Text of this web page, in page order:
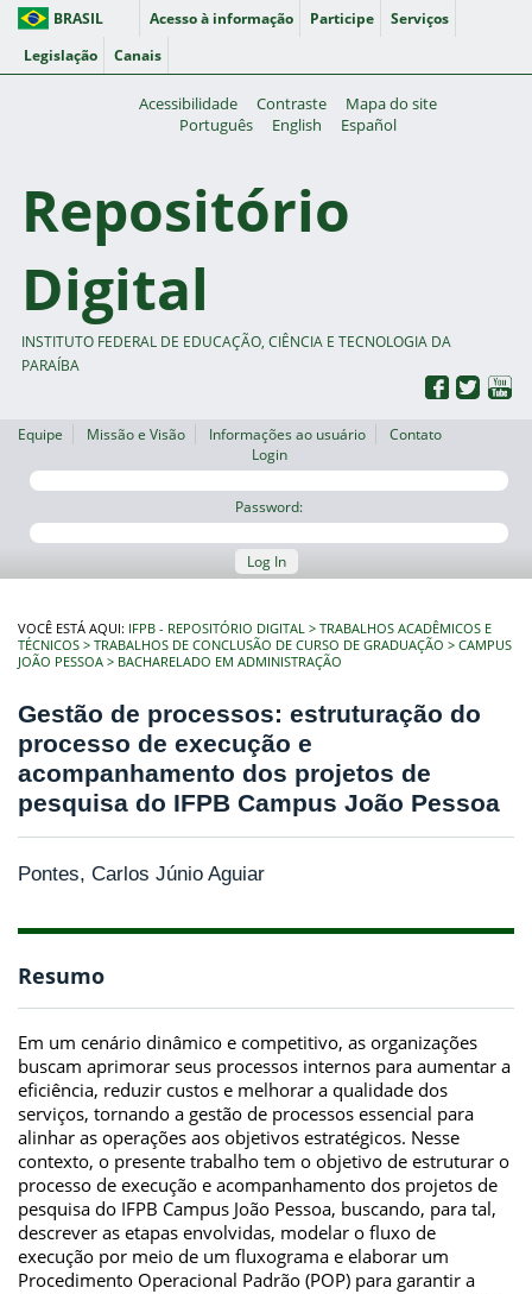
BRASIL Acesso à informação Participe
Serviços
Legislação
Canais
Acessibilidade Contraste
Mapa do site
Português
English Español
Repositório
Digital
INSTITUTO FEDERAL DE EDUCAÇÃO, CIÊNCIA E TECNOLOGIA DA
PARAÍBA
Equipe Missão e Visão Informações ao usuário
Contato
Login
Password:
Log In
VOCÊ ESTÁ AQUI: IFPB - REPOSITÓRIO DIGITAL
TRABALHOS ACADÊMICOS E
TÉCNICOS
TRABALHOS DE CONCLUSÃO DE CURSO DE GRADUAÇÃO
CAMPUS
JOÃO PESSOA
BACHARELADO EM ADMINISTRAÇÃO
Gestão de processos: estruturação do
processo de execução e
acompanhamento dos projetos de
pesquisa do IFPB Campus João Pessoa
Pontes, Carlos Júnio Aguiar
Resumo
Em um cenário dinâmico e competitivo, as organizações
buscam aprimorar seus processos internos para aumentar a
eficiência, reduzir custos e melhorar a qualidade dos
serviços, tornando a gestão de processos essencial para
alinhar as operações aos objetivos estratégicos. Nesse
contexto, o presente trabalho tem o objetivo de estruturar o
processo de execução e acompanhamento dos projetos de
pesquisa do IFPB Campus João Pessoa, buscando, para tal,
descrever as etapas envolvidas, modelar o fluxo de
execução por meio de um fluxograma e elaborar um
Procedimento Operacional Padrão (POP) para garantir a